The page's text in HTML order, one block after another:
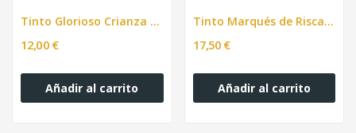
Tinto Glorioso Crianza 75cl
12,00 €
Añadir al carrito
Tinto Marqués de Riscal Reserva DO Rioja. 75cl
17,50 €
Añadir al carrito